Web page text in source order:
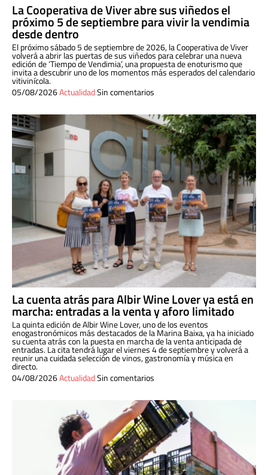
La Cooperativa de Viver abre sus viñedos el
próximo 5 de septiembre para vivir la vendimia
desde dentro
El próximo sábado 5 de septiembre de 2026, la Cooperativa de Viver
volverá a abrir las puertas de sus viñedos para celebrar una nueva
edición de ‘Tiempo de Vendimia’, una propuesta de enoturismo que
invita a descubrir uno de los momentos más esperados del calendario
vitivinícola.
05/08/2026ActualidadSin comentarios
La cuenta atrás para Albir Wine Lover ya está en
marcha: entradas a la venta y aforo limitado
La quinta edición de Albir Wine Lover, uno de los eventos
enogastronómicos más destacados de la Marina Baixa, ya ha iniciado
su cuenta atrás con la puesta en marcha de la venta anticipada de
entradas. La cita tendrá lugar el viernes 4 de septiembre y volverá a
reunir una cuidada selección de vinos, gastronomía y música en
directo.
04/08/2026ActualidadSin comentarios